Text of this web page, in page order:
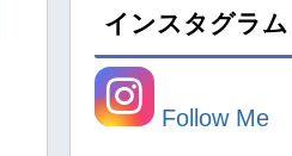
インスタグラム
Follow Me